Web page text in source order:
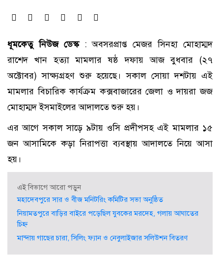
ধূমকেতু নিউজ ডেস্ক : অবসরপ্রাপ্ত মেজর সিনহা মোহাম্মদ
রাশেদ খান হত্যা মামলার ষষ্ঠ দফায় আজ বুধবার (২৭
অক্টোবর) সাক্ষ্যগ্রহণ শুরু হয়েছে। সকাল সোয়া দশটায় এই
মামলার বিচারিক কার্যক্রম কক্সবাজারের জেলা ও দায়রা জজ
মোহাম্মদ ইসমাইলের আদালতে শুরু হয়।
এর আগে সকাল সাড়ে ৯টায় ওসি প্রদীপসহ এই মামলার ১৫
জন আসামিকে কড়া নিরাপত্তা ব্যবস্থায় আদালতে নিয়ে আসা
হয়।
এই বিভাগে আরো পড়ুন
মহাদেবপুরে সার ও বীজ মনিটরিং কমিটির সভা অনুষ্ঠিত
নিয়ামতপুরে বাড়ির বাইরে পড়েছিল যুবকের মরদেহ, গলায় আঘাতের
চিহ্ন
মান্দায় গাছের চারা, সিলিং ফ্যান ও নেবুলাইজার সলিউশন বিতরণ